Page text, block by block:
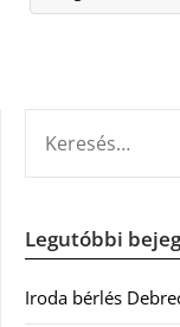
Legutóbbi
Iroda bérlés